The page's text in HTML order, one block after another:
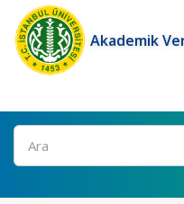
Akademik
Ara